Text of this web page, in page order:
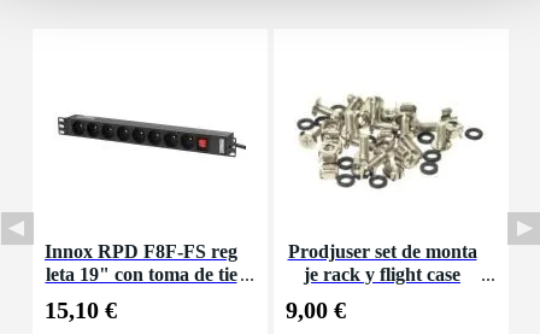
Innox RPD F8F-FS reg
leta 19" con toma de tie
15,10 €
Prodjuser set de monta
je rack y flight case
9,00 €